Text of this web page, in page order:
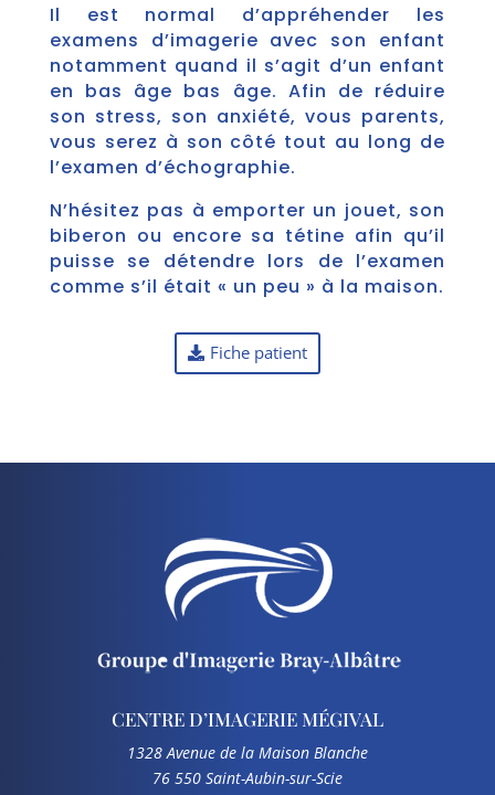
Il est normal d’appréhender les
examens d’imagerie avec son enfant
notamment quand il s’agit d’un enfant
en bas âge bas âge. Afin de réduire
son stress, son anxiété, vous parents,
vous serez à son côté tout au long de
l’examen d’échographie.
N’hésitez pas à emporter un jouet, son
biberon ou encore sa tétine afin qu’il
puisse se détendre lors de l’examen
comme s’il était « un peu » à la maison.
Fiche patient
CENTRE D’IMAGERIE MÉGIVAL
1328 Avenue de la Maison Blanche
76 550 Saint-Aubin-sur-Scie